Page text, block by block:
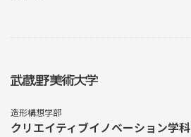
造形構想学部
クリエイティブイノベーション学科